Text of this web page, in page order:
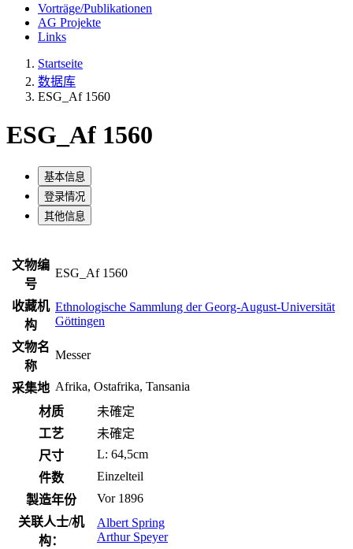
Vorträge/Publikationen
AG Projekte
Links
Startseite
数据库
ESG_Af 1560
ESG_Af 1560
基本信息
登录情况
其他信息
文物编
号
ESG_Af 1560
收藏机
构
Ethnologische Sammlung der Georg-August-Universität
Göttingen
文物名
称
Messer
采集地 Afrika, Ostafrika, Tansania
材质
未確定
工艺
未確定
尺寸
L: 64,5cm
件数
Einzelteil
製造年份
Vor 1896
关联人士/机
构：
Albert Spring
Arthur Speyer